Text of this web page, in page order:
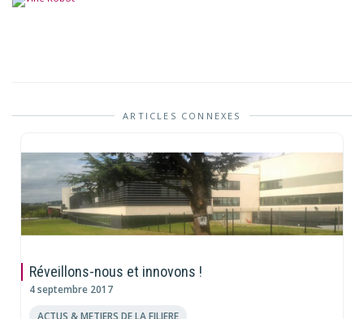
ARTICLES CONNEXES
Réveillons-nous et innovons !
4 septembre 2017
ACTUS & METIERS DE LA FILIERE